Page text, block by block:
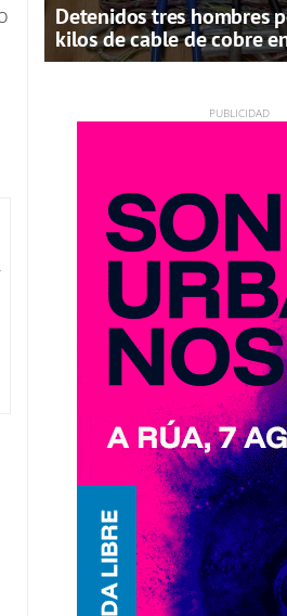
Detenidos tres hombres
kilos de cable de cobre